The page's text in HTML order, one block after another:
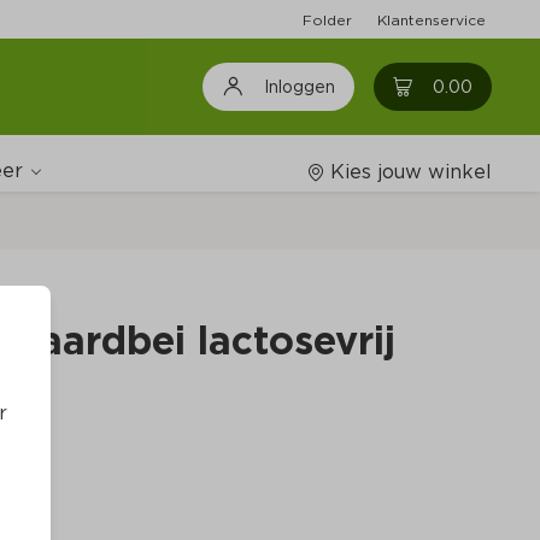
Folder Klantenservice
Inloggen 0.00 0
Kies jouw winkel
aardbei lactosevrij